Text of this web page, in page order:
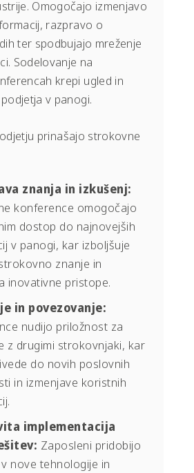
Omogočajo izmenjavo
razpravo o
ter spodbujajo mreženje
Sodelovanje na
krepi ugled in
v panogi.
prinašajo strokovne
znanja in izkušenj:
konference omogočajo
dostop do najnovejših
v panogi, kar izboljšuje
znanje in
inovativne pristope.
in povezovanje:
nudijo priložnost za
z drugimi strokovnjaki, kar
do novih poslovnih
in izmenjave koristnih
implementacija
Zaposleni pridobijo
nove tehnologije in